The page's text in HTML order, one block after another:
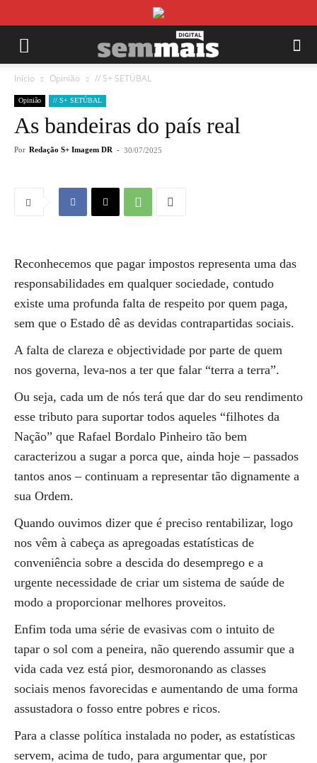
Início Opinião // S+ SETÚBAL
Opinião // S+ SETÚBAL
As bandeiras do país real
Por Redação S+ Imagem DR - 30/07/2025
Reconhecemos que pagar impostos representa uma das
responsabilidades em qualquer sociedade, contudo
existe uma profunda falta de respeito por quem paga,
sem que o Estado dê as devidas contrapartidas sociais.
A falta de clareza e objectividade por parte de quem
nos governa, leva-nos a ter que falar “terra a terra”.
Ou seja, cada um de nós terá que dar do seu rendimento
esse tributo para suportar todos aqueles “filhotes da
Nação” que Rafael Bordalo Pinheiro tão bem
caracterizou a sugar a porca que, ainda hoje – passados
tantos anos – continuam a representar tão dignamente a
sua Ordem.
Quando ouvimos dizer que é preciso rentabilizar, logo
nos vêm à cabeça as apregoadas estatísticas de
conveniência sobre a descida do desemprego e a
urgente necessidade de criar um sistema de saúde de
modo a proporcionar melhores proveitos.
Enfim toda uma série de evasivas com o intuito de
tapar o sol com a peneira, não querendo assumir que a
vida cada vez está pior, desmoronando as classes
sociais menos favorecidas e aumentando de uma forma
assustadora o fosso entre pobres e ricos.
Para a classe política instalada no poder, as estatísticas
servem, acima de tudo, para argumentar que, por